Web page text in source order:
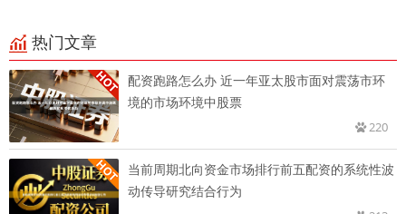
热门文章
配资跑路怎么办 近一年亚太股市面对震荡市环
境的市场环境中股票
220
当前周期北向资金市场排行前五配资的系统性波
动传导研究结合行为